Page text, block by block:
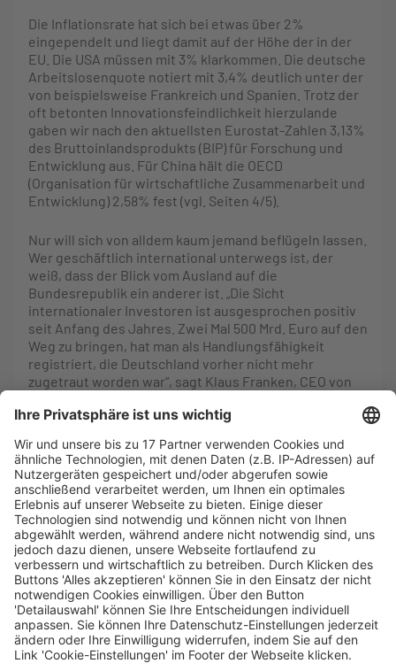
Die Inflationsrate hat sich bei etwas über 2%
eingependelt und liegt damit auf der Höhe der in der
EU. Die USA müssen mit 3% klarkommen. Die deutsche
Arbeitslosenquote notiert mit 3,4% deutlich unter der
von beispielsweise Frankreich und Spanien. Trotz der
oft betonten Innovationsfeindlichkeit hierzulande
gaben wir nach den aktuellsten Eurostat-Zahlen 3,13%
des Bruttoinlandsprodukts (BIP) für Forschung und
Entwicklung aus. Für China hält die OECD
(Organisation für wirtschaftliche Zusammenarbeit und
Entwicklung) 2,58% fest (vgl. Seiten 4/5).
Nur will sich von alldem kaum jemand beflügeln lassen.
Wer geschäftlich international unterwegs ist, der
weiß, dass der Blick vom Ausland auf die
Bundesrepublik ein anderer ist. „Die Sicht
internationaler Investoren ist ausgesprochen positiv
seit Anfang des Jahres. Zwei Mal 500 Mrd. Euro auf den
Weg zu bringen, hat man als Handlungsfähigkeit
registriert, die Deutschland vorher nicht mehr
zugetraut worden war“, sagt Klaus Franken, CEO von
drittgrößte Volkswirtschaft der Welt und geht wieder
zurückgespiegelt.
Gero Bergmann, Präsident des Verbands deutscher
Pfandbriefbanken (VDP), bestätigt: „Deutschland wird –
trotz vieler struktureller Probleme – weiterhin als
zentrale Wirtschaftsnation und bedeutendster
Immobilienmarkt Europas gesehen.“ Er sagt:
„Internationale Immobilieninvestoren sind
grundsätzlich positiv zum deutschen Markt eingestellt
und stehen mit erheblichem Kapital bereit.“
Bergmann liefert auch eine Erklärung mit, warum es